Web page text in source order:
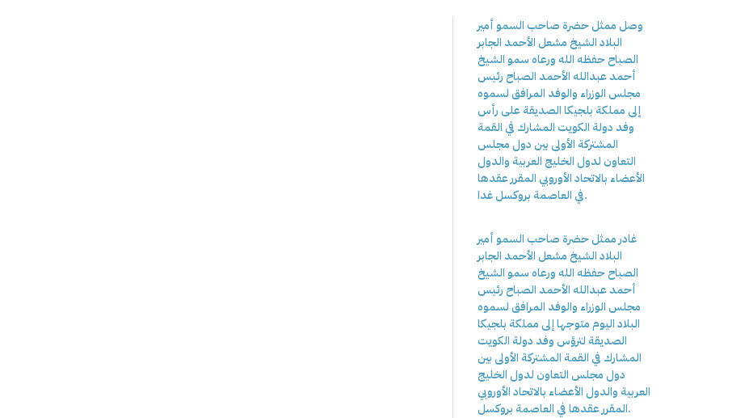
وصل ممثل حضرة صاحب السمو أمير
البلاد الشيخ مشعل الأحمد الجابر
الصباح حفظه الله ورعاه سمو الشيخ
أحمد عبدالله الأحمد الصباح رئيس
مجلس الوزراء والوفد المرافق لسموه
إلى مملكة بلجيكا الصديقة على رأس
وفد دولة الكويت المشارك في القمة
المشتركة الأولى بين دول مجلس
التعاون لدول الخليج العربية والدول
الأعضاء بالاتحاد الأوروبي المقرر عقدها
في العاصمة بروكسل غدا.
غادر ممثل حضرة صاحب السمو أمير
البلاد الشيخ مشعل الأحمد الجابر
الصباح حفظه الله ورعاه سمو الشيخ
أحمد عبدالله الأحمد الصباح رئيس
مجلس الوزراء والوفد المرافق لسموه
البلاد اليوم متوجها إلى مملكة بلجيكا
الصديقة لترؤس وفد دولة الكويت
المشارك في القمة المشتركة الأولى بين
دول مجلس التعاون لدول الخليج
العربية والدول الأعضاء بالاتحاد الأوروبي
المقرر عقدها في العاصمة بروكسل.